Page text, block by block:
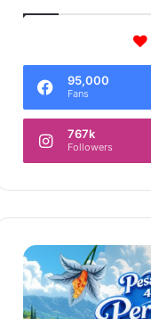
95,000
Fans
767k
Followers